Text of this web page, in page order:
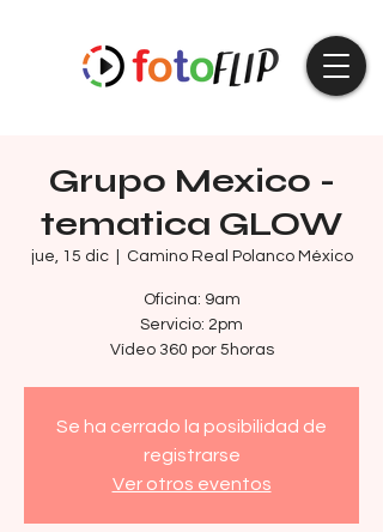
Grupo Mexico -
tematica GLOW
jue, 15 dic
  |
Camino Real Polanco México
Oficina: 9am
Servicio: 2pm
Vídeo 360 por 5horas
Se ha cerrado la posibilidad de
registrarse
Ver otros eventos